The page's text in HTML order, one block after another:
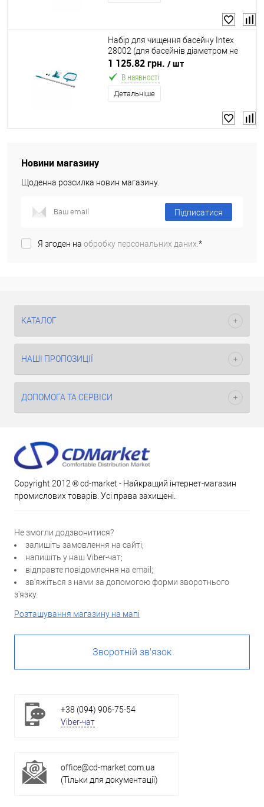
Набір для чищення басейну Intex
28002 (для басейнів діаметром не
більше 488 см)
1 125.82 грн. / шт
В наявності
Детальніше
Новини магазину
Щоденна розсилка новин магазину.
Підписатися
Я згоден на обробку персональних даних.*
КАТАЛОГ
НАШІ ПРОПОЗИЦІЇ
ДОПОМОГА ТА СЕРВІСИ
Copyright 2012 ® cd-market - Найкращий інтернет-магазин
промислових товарів. Усі права захищені.
Не змогли додзвонитися?
залишіть замовлення на сайті;
напишіть у наш Viber-чат;
відправте повідомлення на email;
зв'яжіться з нами за допомогою форми зворотнього
з'язку.
Розташування магазину на мапі
Зворотній зв'язок
+38 (094) 906-75-54
Viber-чат
office@cd-market.com.ua
(Тільки для документації)